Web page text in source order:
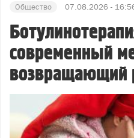
Общество 07.08.2026 -
современный
возвращающий